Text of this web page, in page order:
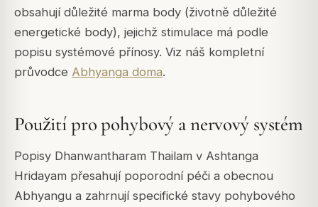
obsahují důležité marma body (životně důležité
energetické body), jejichž stimulace má podle
popisu systémové přínosy. Viz náš kompletní
průvodce Abhyanga doma.
Použití pro pohybový a nervový systém
Popisy Dhanwantharam Thailam v Ashtanga
Hridayam přesahují poporodní péči a obecnou
Abhyangu a zahrnují specifické stavy pohybového